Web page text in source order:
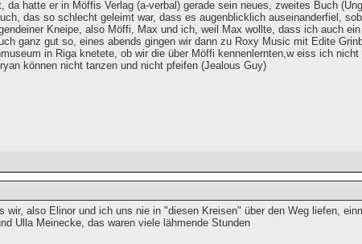
hatte er in Möffis Verlag (a-verbal) gerade sein neues, zweites Buch
das so schlecht geleimt war, dass es augenblicklich auseinanderfiel,
Kneipe, also Möffi, Max und ich, weil Max wollte, dass ich auch
ganz gut so, eines abends gingen wir dann zu Roxy Music mit Edite
in Riga knetete, ob wir die über Möffi kennenlernten,w eiss ich nicht
können nicht tanzen und nicht pfeifen (Jealous Guy)
wir, also Elinor und ich uns nie in "diesen Kreisen" über den Weg liefen,
Ulla Meinecke, das waren viele lähmende Stunden